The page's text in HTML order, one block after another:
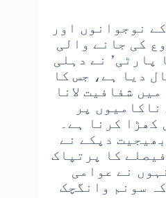
نوجوانوں اور
کی جانے والی
پارٹی’ نے دہلی
دیا ہے، جس کا
شفافیت لانا
پر
کھڑا کرنا ہے۔
دپکے نے
کا پرتپاک
نے عوامی
سونم وانگچک